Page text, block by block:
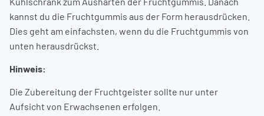
kannst du die Fruchtgummis aus der Form herausdrücken.
Dies geht am einfachsten, wenn du die Fruchtgummis von
unten herausdrückst.
Hinweis:
Die Zubereitung der Fruchtgeister sollte nur unter
Aufsicht von Erwachsenen erfolgen.